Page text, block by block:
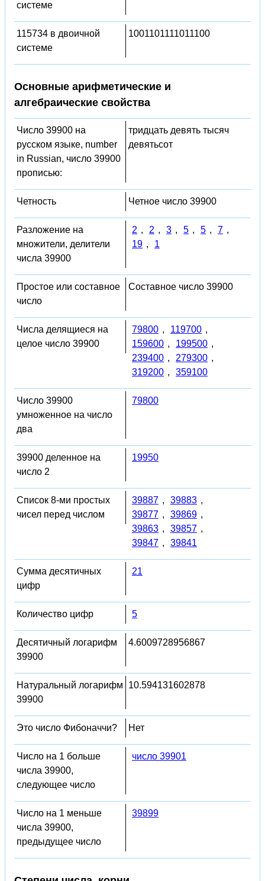
системе
115734 в двоичной
системе
1001101111011100
Основные арифметические и
алгебраические свойства
Число 39900 на
русском языке, number
in Russian, число 39900
прописью:
тридцать девять тысяч
девятьсот
Четность Четное число 39900
Разложение на
множители, делители
числа 39900
2 , 2 , 3 , 5 , 5 , 7 ,
19 , 1
Простое или составное
число
Составное число 39900
Числа делящиеся на
целое число 39900
79800 , 119700 ,
159600 , 199500 ,
239400 , 279300 ,
319200 , 359100
Число 39900
умноженное на число
два
79800
39900 деленное на
число 2
19950
Список 8-ми простых
чисел перед числом
39887 , 39883 ,
39877 , 39869 ,
39863 , 39857 ,
39847 , 39841
Сумма десятичных
цифр
21
Количество цифр 5
Десятичный логарифм
39900
4.6009728956867
Натуральный логарифм
39900
10.594131602878
Это число Фибоначчи? Нет
Число на 1 больше
числа 39900,
следующее число
число 39901
Число на 1 меньше
числа 39900,
предыдущее число
39899